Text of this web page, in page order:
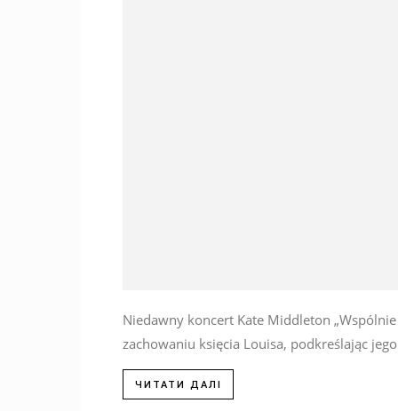
Niedawny koncert Kate Middleton
zachowaniu księcia Louisa, podkreślając
ЧИТАТИ ДАЛІ